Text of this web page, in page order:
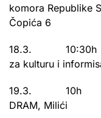
komora Republike
Čopića 6
18.3.
za kulturu i
19.3.
DRAM, Milići